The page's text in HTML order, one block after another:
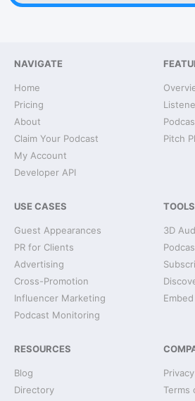
NAVIGATE
Home
Pricing
About
Claim Your Podcast
My Account
Developer API
Pitch
USE CASES
Guest Appearances
PR for Clients
Advertising
Cross-Promotion
Influencer Marketing
Podcast Monitoring
TOOLS
3D
RESOURCES
Blog
Directory
Terms